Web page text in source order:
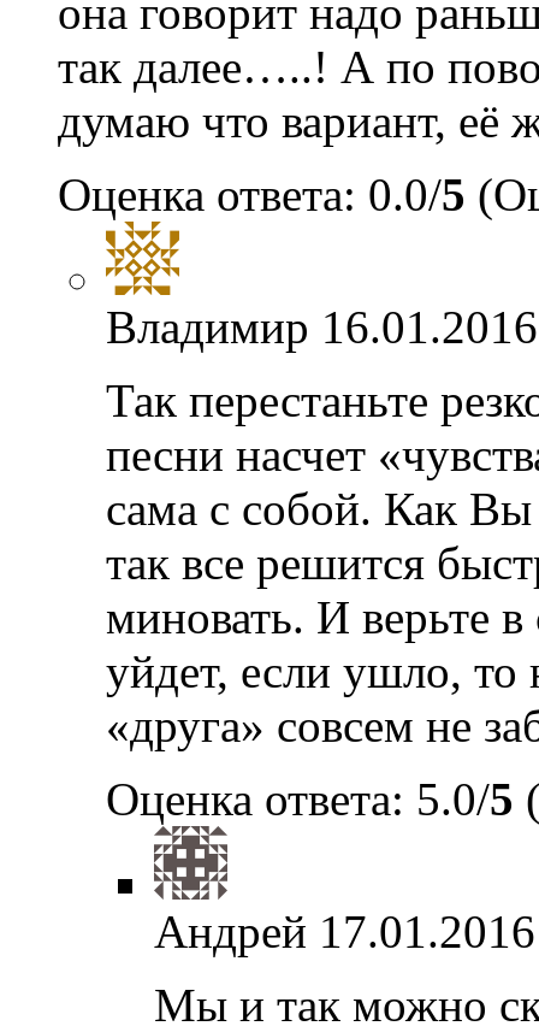
она говорит надо
так далее…..! А по
думаю что вариант,
Оценка ответа: 0.0/5
Владимир
Так перестаньте
песни насчет
сама с собой. Как Вы
так все решится
миновать. И верьте
уйдет, если ушло,
«друга» совсем не
Оценка ответа: 5.0/5
Андрей
Мы и так можно